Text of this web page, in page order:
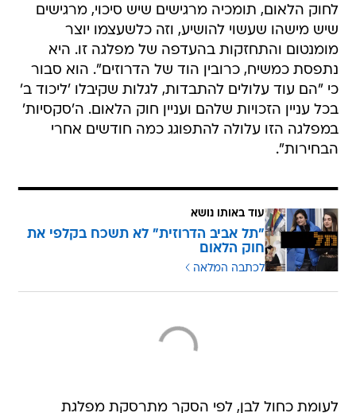
לחוק הלאום, תומכיה מרגישים שיש סיכוי, מרגישים
שיש מישהו שעשוי להושיע, וזה כלשעצמו יוצר
מומנטום והתחזקות בהעדפה של מפלגה זו. היא
נתפסת כמשיח, כרובין הוד של הדרוזים". הוא סבור
כי "הם עוד עלולים להתבדות, לגלות שקיבלו 'ליכוד ב'
בכל עניין הזכויות שלהם ועניין חוק הלאום. ה'סקסיות'
במפלגה הזו עלולה להתפוגג כמה חודשים אחרי
הבחירות".
עוד באותו נושא
"תל אביב הדרוזית" לא תשכח בקלפי את
חוק הלאום
לכתבה המלאה
לעומת כחול לבן, לפי הסקר מתרסקת מפלגת